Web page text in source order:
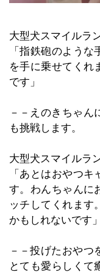
大型犬スマイルラ
「指鉄砲のよう
を手に乗せてくれ
です」
－－えのきちゃん
も挑戦します。
大型犬スマイルラ
「あとはおやつ
す。わんちゃんに
ッチしてくれます
かもしれないです」
－－投げたおやつ
とても愛らしくて